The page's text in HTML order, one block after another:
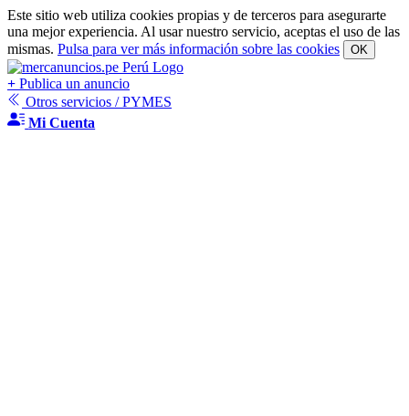
Este sitio web utiliza cookies propias y de terceros para asegurarte
una mejor experiencia. Al usar nuestro servicio, aceptas el uso de las
mismas. Pulsa para ver más información sobre las cookies OK
+ Publica un anuncio
Otros servicios / PYMES
Mi Cuenta